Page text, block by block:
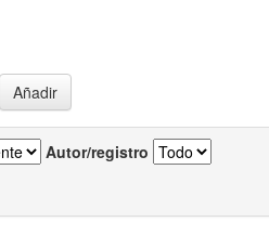
Autor/registro